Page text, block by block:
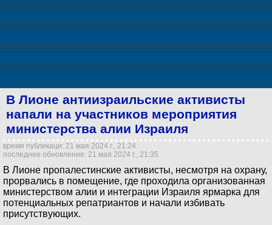
В Лионе антиизраильские активисты
напали на участников мероприятия
министерства алии Израиля
время публикаци: 21 мая 2024 г., 21:24
последнее обновление: 21 мая 2024 г., 21:35
В Лионе пропалестинские активисты, несмотря на охрану,
прорвались в помещение, где проходила организованная
министерством алии и интеграции Израиля ярмарка для
потенциальных репатриантов и начали избивать
присутствующих.